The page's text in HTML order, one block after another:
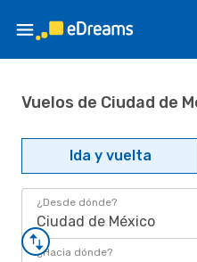
Vuelos de Ciudad de
Ida y vuelta
¿Desde dónde?
Ciudad de México
¿Hacia dónde?